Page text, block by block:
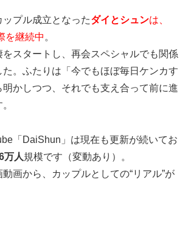
プル成立となったダイとシュンは、
を継続中 。
スタートし、再会スペシャルでも関係
。ふたりは「今でもほぼ毎日ケンカす
明かしつつ、それでも支え合って前に進
「DaiShun」は現在も更新が続いてお
万人規模です（変動あり）。
画から、カップルとしての“リアル”が